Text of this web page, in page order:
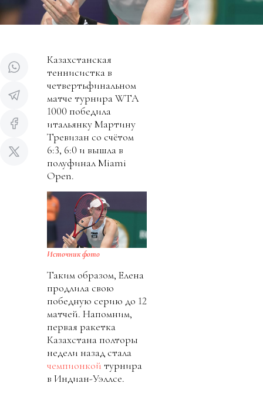
Казахстанская
теннисистка в
четвертьфинальном
матче турнира WTA
1000 победила
итальянку Мартину
Тревизан со счётом
6:3, 6:0 и вышла в
полуфинал Miami
Open.
Источник фото
Таким образом, Елена
продлила свою
победную серию до 12
матчей. Напомним,
первая ракетка
Казахстана полторы
недели назад стала
чемпионкой турнира
в Индиан-Уэллсе.